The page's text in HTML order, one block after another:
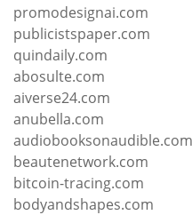
promodesignai.com
publicistspaper.com
quindaily.com
abosulte.com
aiverse24.com
anubella.com
audiobooksonaudible.com
beautenetwork.com
bitcoin-tracing.com
bodyandshapes.com